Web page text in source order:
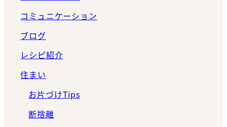
コミュニケーション
ブログ
レシピ紹介
住まい
お片づけTips
断捨離